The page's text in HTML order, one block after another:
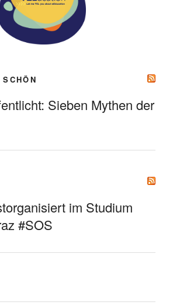
Sieben Mythen der
im Studium
#SOS